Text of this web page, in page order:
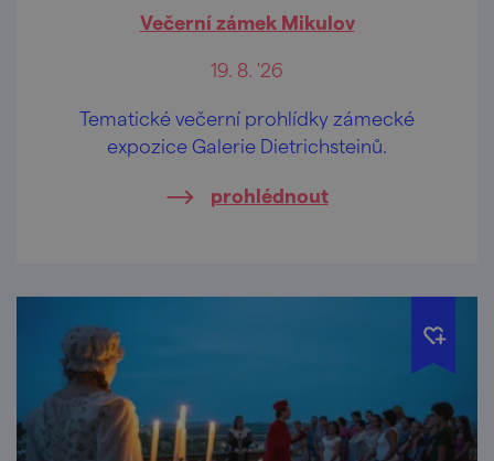
Večerní zámek Mikulov
19. 8. '26
Tematické večerní prohlídky zámecké
expozice Galerie Dietrichsteinů.
prohlédnout